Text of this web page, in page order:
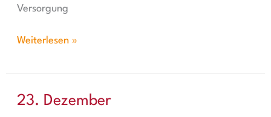
Versorgung
Weiterlesen »
23. Dezember
23. Dezember